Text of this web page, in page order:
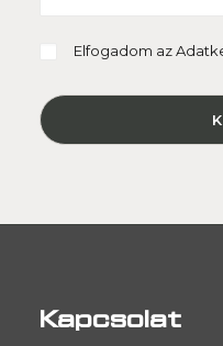
Elfogadom az
Kapcsolat